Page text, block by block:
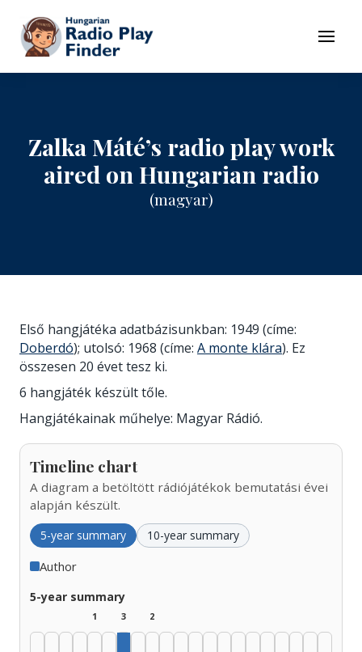
To contents
Menu
Zalka Máté’s radio play work
aired on Hungarian radio
(magyar)
Első hangjátéka adatbázisunkban: 1949 (címe:
Doberdó); utolsó: 1968 (címe: A monte klára). Ez
összesen 20 évet tesz ki.
6 hangjáték készült tőle.
Hangjátékainak műhelye: Magyar Rádió.
Timeline chart
A diagram a betöltött rádiójátékok bemutatási évei
alapján készült.
5-year summary 10-year summary
Author
5-year summary
1 3 2